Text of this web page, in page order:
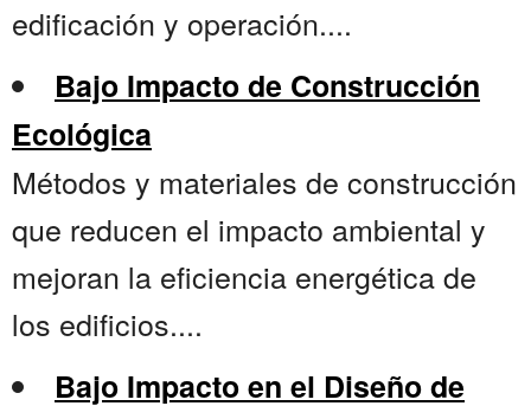
edificación y operación....
Bajo Impacto de Construcción
Ecológica
Métodos y materiales de construcción
que reducen el impacto ambiental y
mejoran la eficiencia energética de
los edificios....
Bajo Impacto en el Diseño de